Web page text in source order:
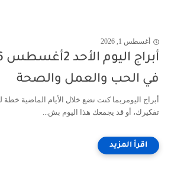
أغسطس 1, 2026
في الحب والعمل والصحة
أبراج اليومربما كنت تضع خلال الأيام الماضية
تفكيرك، أو قد يجمعك هذا اليوم بش...